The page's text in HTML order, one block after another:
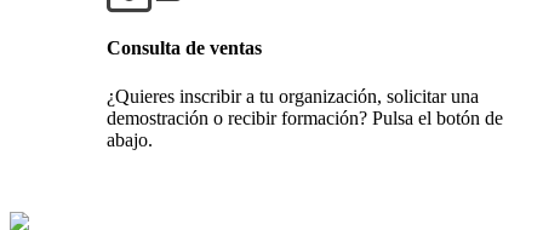
Consulta de ventas
¿Quieres inscribir a tu organización, solicitar una
demostración o recibir formación? Pulsa el botón de
abajo.